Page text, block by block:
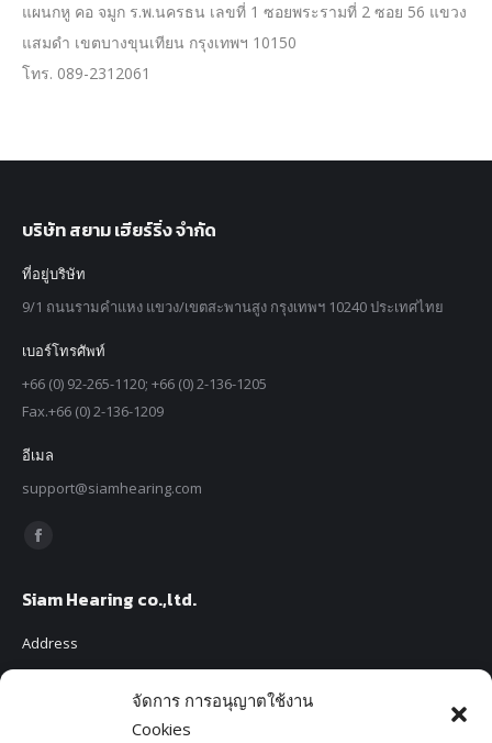
จัดการ การอนุญาตใช้งาน
Cookies
แผนกหู คอ จมูก ร.พ.นครธน เลขที่ 1 ซอยพระรามที่ 2 ซอย 56 แขวง
แสมดำ เขตบางขุนเทียน กรุงเทพฯ 10150
โทร. 089-2312061
บริษัท สยาม เฮียร์ริ่ง จำกัด
ที่อยู่บริษัท
9/1 ถนนรามคำแหง แขวง/เขตสะพานสูง กรุงเทพฯ 10240 ประเทศไทย
เบอร์โทรศัพท์
+66 (0) 92-265-1120; +66 (0) 2-136-1205
Fax.+66 (0) 2-136-1209
อีเมล
support@siamhearing.com
Find us on:
Facebook
opens
in
Siam Hearing co.,ltd.
Address
9/1 Ramkhamhaeng Road, Saphansoong, Bangkok, Thailand 10240